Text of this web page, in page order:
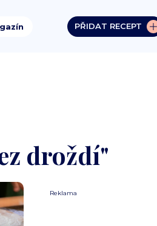
PŘIDAT RECEPT
droždí"
Reklama